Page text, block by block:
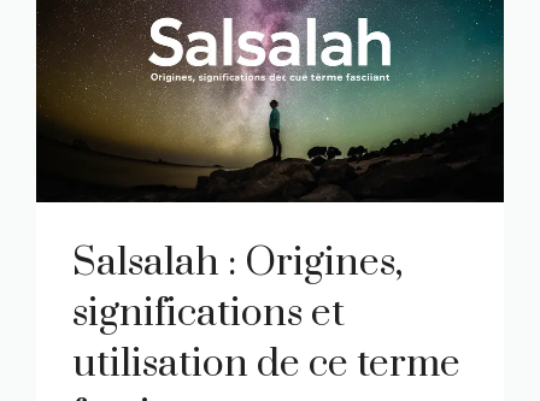
Salsalah : Origines,
significations et
utilisation de ce terme